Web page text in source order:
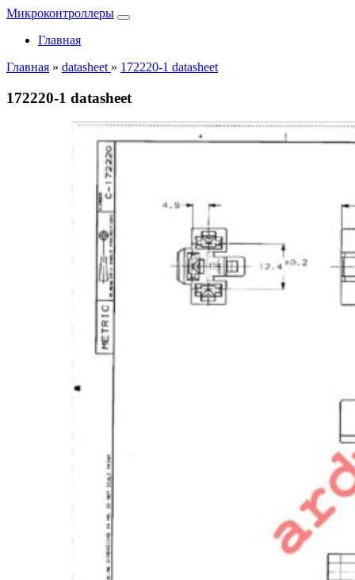
Микроконтроллеры
Главная
Главная » datasheet » 172220-1 datasheet
172220-1 datasheet